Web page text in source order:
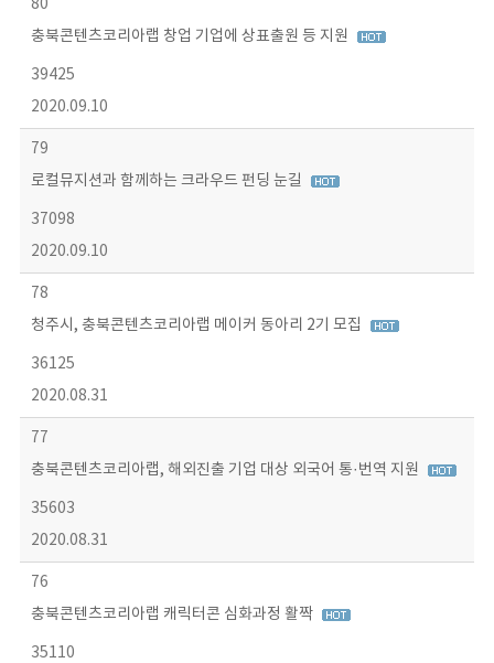
80
충북콘텐츠코리아랩 창업 기업에 상표출원 등 지원
39425
2020.09.10
79
로컬뮤지션과 함께하는 크라우드 펀딩 눈길
37098
2020.09.10
78
청주시, 충북콘텐츠코리아랩 메이커 동아리 2기 모집
36125
2020.08.31
77
충북콘텐츠코리아랩, 해외진출 기업 대상 외국어 통·번역 지원
35603
2020.08.31
76
충북콘텐츠코리아랩 캐릭터콘 심화과정 활짝
35110